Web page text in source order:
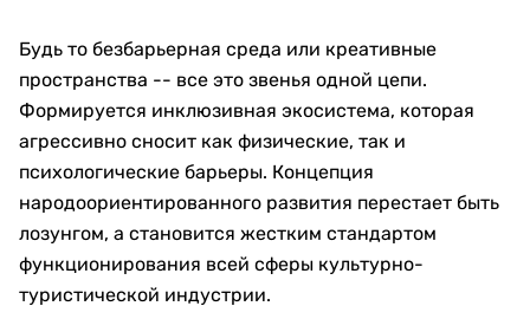
Будь то безбарьерная среда или креативные
пространства -- все это звенья одной цепи.
Формируется инклюзивная экосистема, которая
агрессивно сносит как физические, так и
психологические барьеры. Концепция
народоориентированного развития перестает быть
лозунгом, а становится жестким стандартом
функционирования всей сферы культурно-
туристической индустрии.